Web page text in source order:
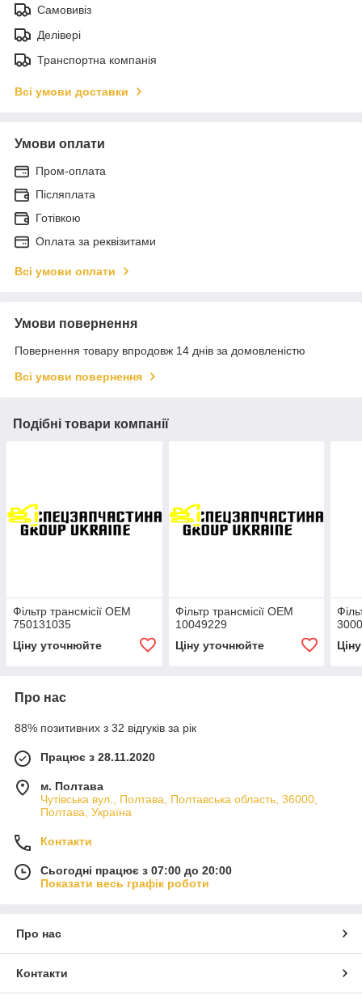
Самовивіз
Делівері
Транспортна компанія
Всі умови доставки
Умови оплати
Пром-оплата
Післяплата
Готівкою
Оплата за реквізитами
Всі умови оплати
Умови повернення
Повернення товару впродовж 14 днів за домовленістю
Всі умови повернення
Подібні товари компанії
Фільтр трансмісії OEM
750131035
Ціну уточнюйте
Фільтр трансмісії OEM
10049229
Ціну уточнюйте
Про нас
88% позитивних з 32 відгуків за рік
Працює з 28.11.2020
м. Полтава
Чутівська вул., Полтава, Полтавська область, 36000,
Полтава, Україна
Контакти
Сьогодні працює з 07:00 до 20:00
Показати весь графік роботи
Про нас
Контакти